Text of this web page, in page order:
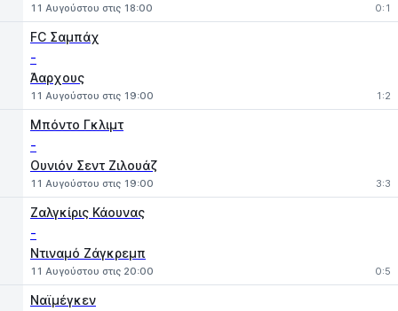
11 Αυγούστου στις 18:00 0:1
FC Σαμπάχ
-
Άαρχους
11 Αυγούστου στις 19:00 1:2
Μπόντο Γκλιμτ
-
Ουνιόν Σεντ Ζιλουάζ
11 Αυγούστου στις 19:00 3:3
Ζαλγκίρις Κάουνας
-
Ντιναμό Ζάγκρεμπ
11 Αυγούστου στις 20:00 0:5
Ναϊμέγκεν